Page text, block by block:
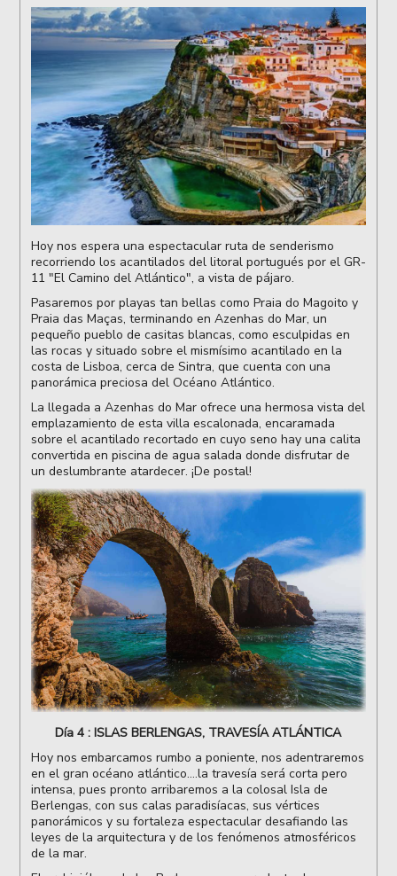
Hoy nos espera una espectacular ruta de senderismo
recorriendo los acantilados del litoral portugués por el GR-
11 "El Camino del Atlántico", a vista de pájaro.
Pasaremos por playas tan bellas como Praia do Magoito y
Praia das Maças, terminando en Azenhas do Mar, un
pequeño pueblo de casitas blancas, como esculpidas en
las rocas y situado sobre el mismísimo acantilado en la
costa de Lisboa, cerca de Sintra, que cuenta con una
panorámica preciosa del Océano Atlántico.
La llegada a Azenhas do Mar ofrece una hermosa vista del
emplazamiento de esta villa escalonada, encaramada
sobre el acantilado recortado en cuyo seno hay una calita
convertida en piscina de agua salada donde disfrutar de
un deslumbrante atardecer. ¡De postal!
Día 4 : ISLAS BERLENGAS, TRAVESÍA ATLÁNTICA
Hoy nos embarcamos rumbo a poniente, nos adentraremos
en el gran océano atlántico....la travesía será corta pero
intensa, pues pronto arribaremos a la colosal Isla de
Berlengas, con sus calas paradisíacas, sus vértices
panorámicos y su fortaleza espectacular desafiando las
leyes de la arquitectura y de los fenómenos atmosféricos
de la mar.